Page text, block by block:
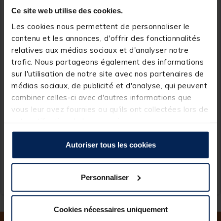
Ce site web utilise des cookies.
Les cookies nous permettent de personnaliser le
contenu et les annonces, d'offrir des fonctionnalités
relatives aux médias sociaux et d'analyser notre
trafic. Nous partageons également des informations
sur l'utilisation de notre site avec nos partenaires de
médias sociaux, de publicité et d'analyse, qui peuvent
combiner celles-ci avec d'autres informations que
vous leur avez fournies ou qu'ils ont collectées lors de
Autoriser tous les cookies
Personnaliser
Cookies nécessaires uniquement
AQUATREKK
Bourriche Lacet Aquatrekk
7, Ajouter au panier
REDFISH
Bourriche Metal Ronde
9,
Expédition sous 24 h